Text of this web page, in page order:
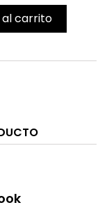
al carrito